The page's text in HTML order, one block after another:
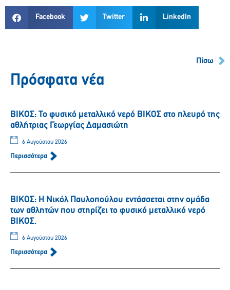
Facebook Twitter LinkedIn
Πίσω
Πρόσφατα νέα
ΒΙΚΟΣ: Το φυσικό μεταλλικό νερό ΒΙΚΟΣ στο πλευρό της
αθλήτριας Γεωργίας Δαμασιώτη
6 Αυγούστου 2026
Περισσότερα
ΒΙΚΟΣ: Η Νικόλ Παυλοπούλου εντάσσεται στην ομάδα
των αθλητών που στηρίζει το φυσικό μεταλλικό νερό
ΒΙΚΟΣ.
6 Αυγούστου 2026
Περισσότερα